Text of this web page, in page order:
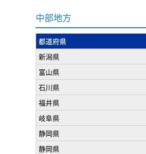
中部地方
都道府県
新潟県
富山県
石川県
福井県
岐阜県
静岡県
静岡県